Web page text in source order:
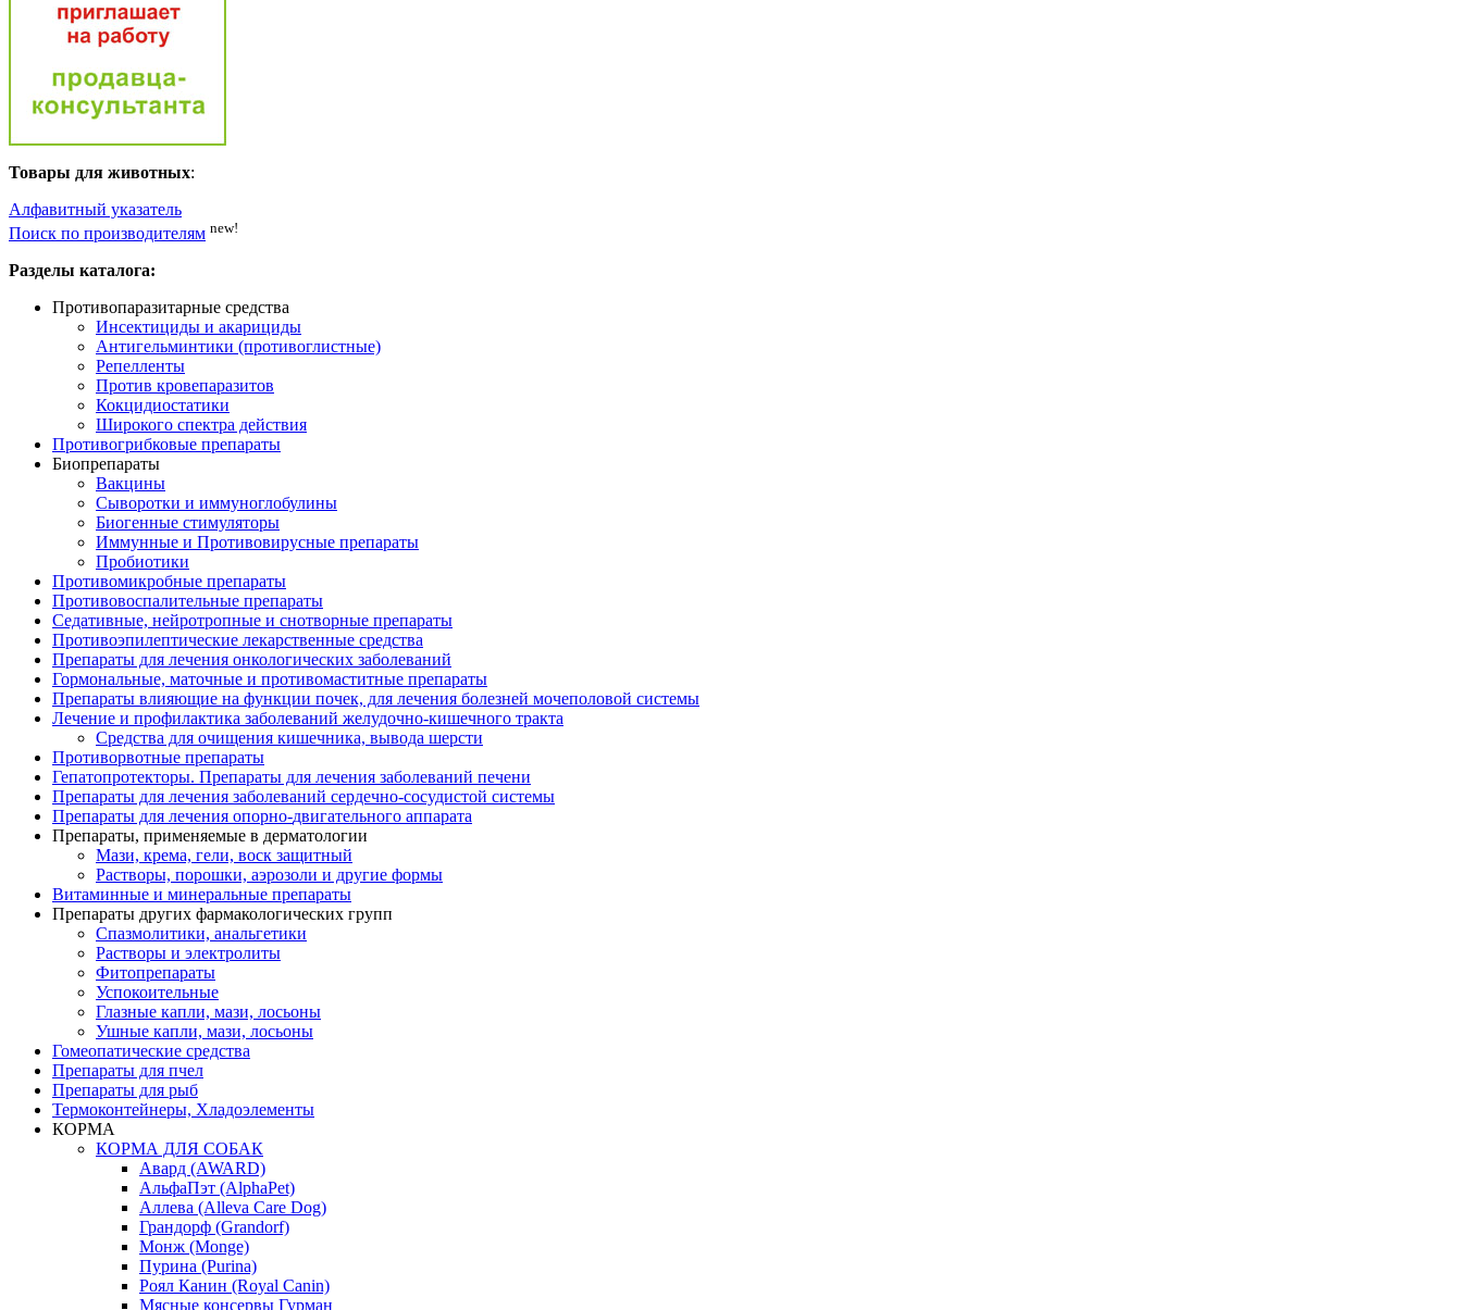
Товары для животных:
Алфавитный указатель
Поиск по производителям new!
Разделы каталога:
Противопаразитарные средства
Инсектициды и акарициды
Антигельминтики (противоглистные)
Репелленты
Против кровепаразитов
Кокцидиостатики
Широкого спектра действия
Противогрибковые препараты
Биопрепараты
Вакцины
Сыворотки и иммуноглобулины
Биогенные стимуляторы
Иммунные и Противовирусные препараты
Пробиотики
Противомикробные препараты
Противовоспалительные препараты
Седативные, нейротропные и снотворные препараты
Противоэпилептические лекарственные средства
Препараты для лечения онкологических заболеваний
Гормональные, маточные и противомаститные препараты
Препараты влияющие на функции почек, для лечения болезней мочеполовой системы
Лечение и профилактика заболеваний желудочно-кишечного тракта
Средства для очищения кишечника, вывода шерсти
Противорвотные препараты
Гепатопротекторы. Препараты для лечения заболеваний печени
Препараты для лечения заболеваний сердечно-сосудистой системы
Препараты для лечения опорно-двигательного аппарата
Препараты, применяемые в дерматологии
Мази, крема, гели, воск защитный
Растворы, порошки, аэрозоли и другие формы
Витаминные и минеральные препараты
Препараты других фармакологических групп
Спазмолитики, анальгетики
Растворы и электролиты
Фитопрепараты
Успокоительные
Глазные капли, мази, лосьоны
Ушные капли, мази, лосьоны
Гомеопатические средства
Препараты для пчел
Препараты для рыб
Термоконтейнеры, Хладоэлементы
КОРМА
КОРМА ДЛЯ СОБАК
Авард (AWARD)
АльфаПэт (AlphaPet)
Аллева (Alleva Care Dog)
Грандорф (Grandorf)
Монж (Monge)
Пурина (Purina)
Роял Канин (Royal Canin)
Мясные консервы Гурман